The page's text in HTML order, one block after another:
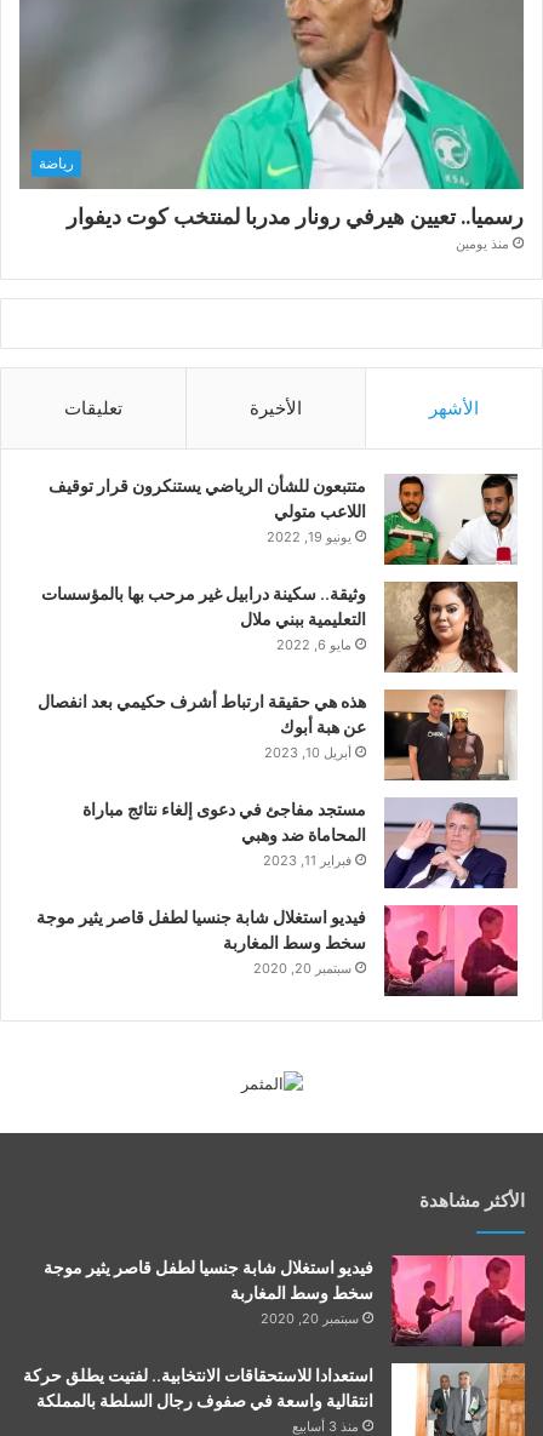
رياضة
رسميا.. تعيين هيرفي رونار مدربا لمنتخب كوت ديفوار
منذ يومين
الأشهر الأخيرة تعليقات
متتبعون للشأن الرياضي يستنكرون قرار توقيف
اللاعب متولي
يونيو 19, 2022
وثيقة.. سكينة درابيل غير مرحب بها بالمؤسسات
التعليمية ببني ملال
مايو 6, 2022
هذه هي حقيقة ارتباط أشرف حكيمي بعد انفصال
عن هبة أبوك
أبريل 10, 2023
مستجد مفاجئ في دعوى إلغاء نتائج مباراة
المحاماة ضد وهبي
فبراير 11, 2023
فيديو استغلال شابة جنسيا لطفل قاصر يثير موجة
سخط وسط المغاربة
سبتمبر 20, 2020
الأكثر مشاهدة
فيديو استغلال شابة جنسيا لطفل قاصر يثير موجة
سخط وسط المغاربة
سبتمبر 20, 2020
استعدادا للاستحقاقات الانتخابية.. لفتيت يطلق حركة
انتقالية واسعة في صفوف رجال السلطة بالمملكة
منذ 3 أسابيع